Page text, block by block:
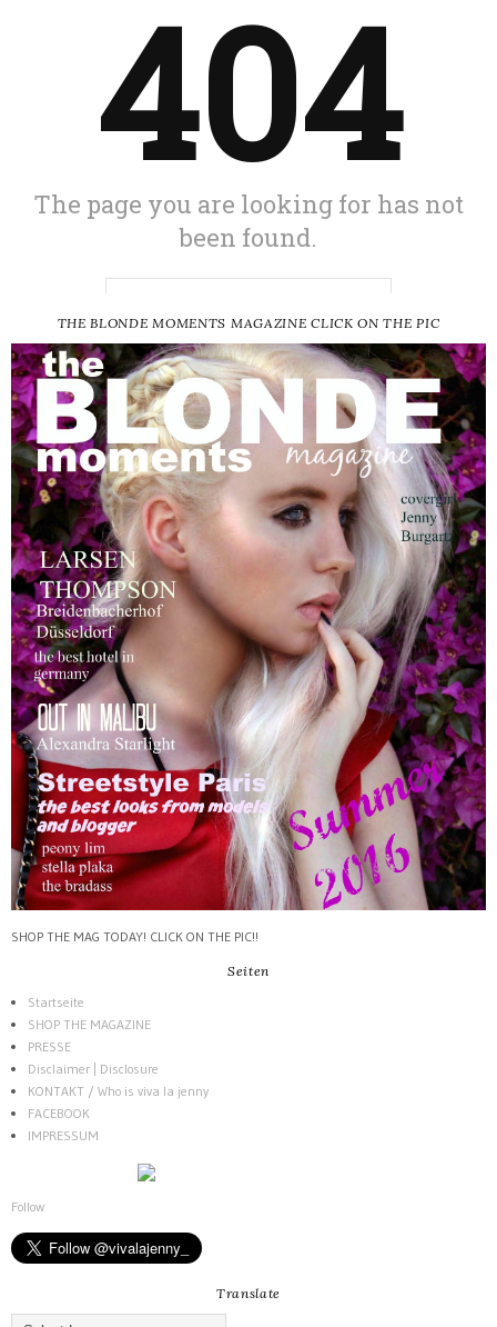
THE BLONDE MOMENTS MAGAZINE CLICK ON THE PIC
SHOP THE MAG TODAY! CLICK ON THE PIC!!
Seiten
Startseite
SHOP THE MAGAZINE
PRESSE
Disclaimer | Disclosure
KONTAKT / Who is viva la jenny
FACEBOOK
IMPRESSUM
Follow
Translate